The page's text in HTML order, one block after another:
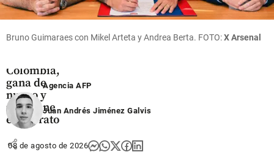
Wilmar
Paredes
no para
Colombia,
gana de
nuevo y
mantiene
el liderato
share
Bruno Guimaraes con Mikel Arteta y Andrea Berta. FOTO:X Arsenal
Agencia AFP
Juan Andrés Jiménez Galvis
08 de agosto de 2026